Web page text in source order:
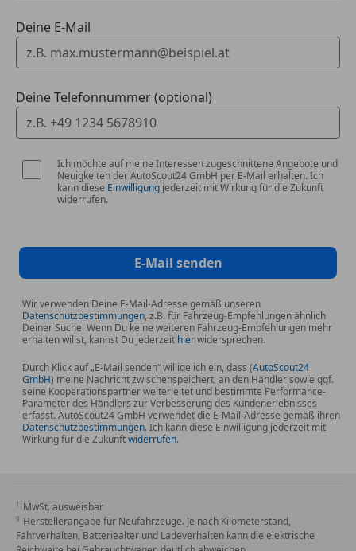
Deine E-Mail
Deine Telefonnummer (optional)
Ich möchte auf meine Interessen zugeschnittene Angebote und
Neuigkeiten der AutoScout24 GmbH per E-Mail erhalten. Ich
kann diese Einwilligung jederzeit mit Wirkung für die Zukunft
widerrufen.
E-Mail senden
Wir verwenden Deine E-Mail-Adresse gemäß unseren
Datenschutzbestimmungen, z.B. für Fahrzeug-Empfehlungen ähnlich
Deiner Suche. Wenn Du keine weiteren Fahrzeug-Empfehlungen mehr
erhalten willst, kannst Du jederzeit hierwidersprechen.
Durch Klick auf „E-Mail senden“ willige ich ein, dass (AutoScout24
GmbH) meine Nachricht zwischenspeichert, an den Händler sowie ggf.
seine Kooperationspartner weiterleitet und bestimmte Performance-
Parameter des Händlers zur Verbesserung des Kundenerlebnisses
erfasst. AutoScout24 GmbH verwendet die E-Mail-Adresse gemäß ihren
Datenschutzbestimmungen. Ich kann diese Einwilligung jederzeit mit
Wirkung für die Zukunftwiderrufen.
MwSt. ausweisbar
Herstellerangabe für Neufahrzeuge. Je nach Kilometerstand,
Fahrverhalten, Batteriealter und Ladeverhalten kann die elektrische